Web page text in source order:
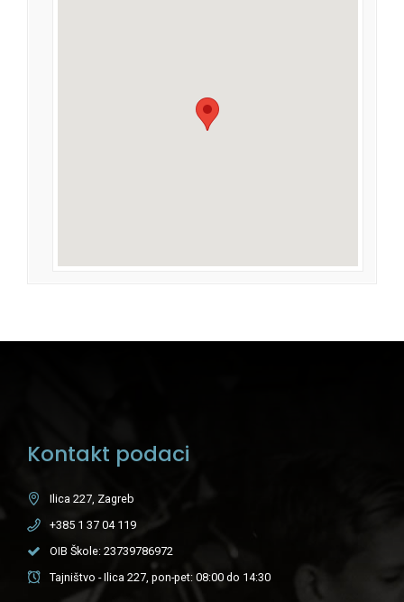
Kontakt podaci
Ilica 227, Zagreb
+385 1 37 04 119
OIB Škole: 23739786972
Tajništvo - Ilica 227, pon-pet: 08:00 do 14:30